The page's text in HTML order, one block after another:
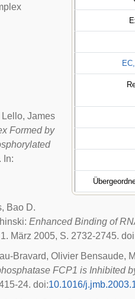
James
Formed by
. In:
Bao D.
Enhanced Binding of
März 2005, S. 2732-2745. doi
Bravard, Olivier Bensaude,
FCP1 is Inhibited
24. doi:10.1016/